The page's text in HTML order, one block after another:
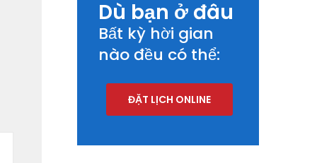
Dù bạn ở đâu
Bất kỳ hời gian
nào đều có thể:
ĐẶT LỊCH ONLINE